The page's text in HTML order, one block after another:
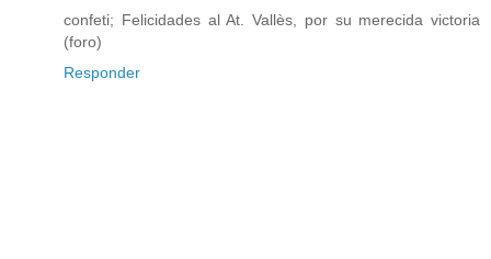
confeti; Felicidades al At. Vallès, por su merecida victoria
(foro)
Responder